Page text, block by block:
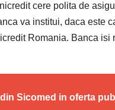
cere polita de
va institui, daca este
Romania. Banca
Sicomed in oferta